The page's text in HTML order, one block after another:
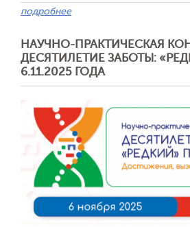
подробнее
НАУЧНО-ПРАКТИЧЕСКАЯ
ДЕСЯТИЛЕТИЕ ЗАБОТЫ:
6.11.2025 ГОДА